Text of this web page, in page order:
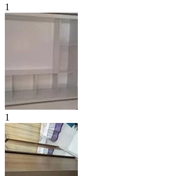
1
1